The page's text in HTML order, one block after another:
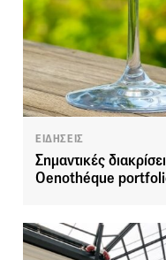
ΕΙΔΗΣΕΙΣ
Σημαντικές
Oenothéque